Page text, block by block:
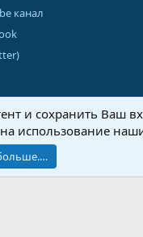
канал
Условия и правила
2026 XenForo Ltd.
и сохранить Ваш
использование